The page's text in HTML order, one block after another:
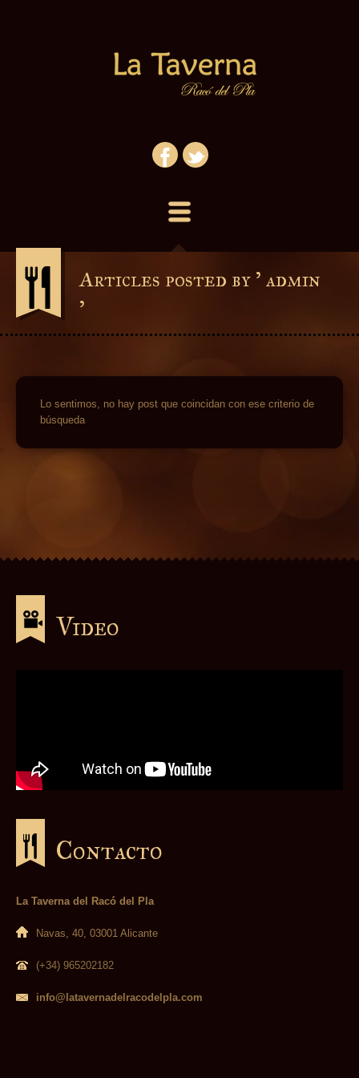
Articles posted by ' admin
'
Lo sentimos, no hay post que coincidan con ese criterio de
búsqueda
Video
Contacto
La Taverna del Racó del Pla
Navas, 40, 03001 Alicante
(+34) 965202182
info@latavernadelracodelpla.com